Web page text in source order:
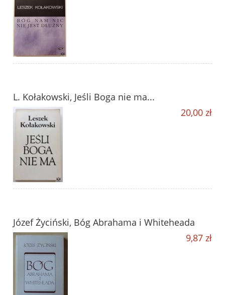
L. Kołakowski, Jeśli Boga nie ma...
20,00 zł
Józef Życiński, Bóg Abrahama i Whiteheada
9,87 zł